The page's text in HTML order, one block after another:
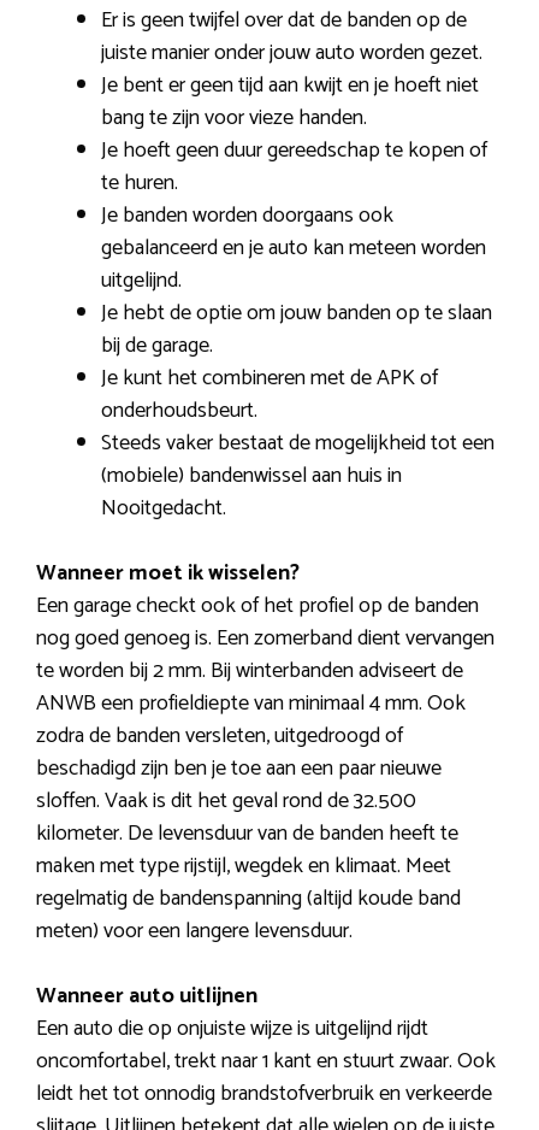
Er is geen twijfel over dat de banden op de
juiste manier onder jouw auto worden gezet.
Je bent er geen tijd aan kwijt en je hoeft niet
bang te zijn voor vieze handen.
Je hoeft geen duur gereedschap te kopen of
te huren.
Je banden worden doorgaans ook
gebalanceerd en je auto kan meteen worden
uitgelijnd.
Je hebt de optie om jouw banden op te slaan
bij de garage.
Je kunt het combineren met de APK of
onderhoudsbeurt.
Steeds vaker bestaat de mogelijkheid tot een
(mobiele) bandenwissel aan huis in
Nooitgedacht.
Wanneer moet ik wisselen?
Een garage checkt ook of het profiel op de banden
nog goed genoeg is. Een zomerband dient vervangen
te worden bij 2 mm. Bij winterbanden adviseert de
ANWB een profieldiepte van minimaal 4 mm. Ook
zodra de banden versleten, uitgedroogd of
beschadigd zijn ben je toe aan een paar nieuwe
sloffen. Vaak is dit het geval rond de 32.500
kilometer. De levensduur van de banden heeft te
maken met type rijstijl, wegdek en klimaat. Meet
regelmatig de bandenspanning (altijd koude band
meten) voor een langere levensduur.
Wanneer auto uitlijnen
Een auto die op onjuiste wijze is uitgelijnd rijdt
oncomfortabel, trekt naar 1 kant en stuurt zwaar. Ook
leidt het tot onnodig brandstofverbruik en verkeerde